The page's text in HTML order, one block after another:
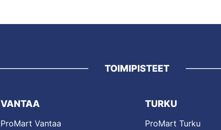
TOIMIPISTEET
VANTAA
ProMart Vantaa
TURKU
ProMart Turku